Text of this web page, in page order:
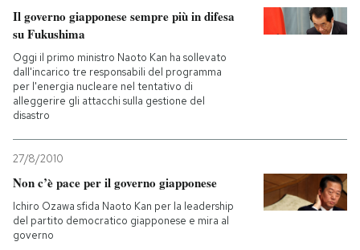
Il governo giapponese sempre più in difesa
su Fukushima
Oggi il primo ministro Naoto Kan ha sollevato
dall'incarico tre responsabili del programma
per l'energia nucleare nel tentativo di
alleggerire gli attacchi sulla gestione del
disastro
27/8/2010
Non c’è pace per il governo giapponese
Ichiro Ozawa sfida Naoto Kan per la leadership
del partito democratico giapponese e mira al
governo